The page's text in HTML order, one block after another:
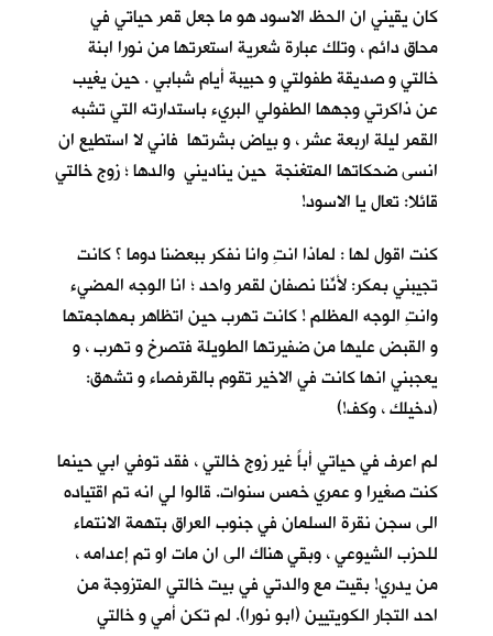
كان يقيني ان الحظ الاسود هو ما جعل قمر حياتي في
محاق دائم ، وتلك عبارة شعرية استعرتها من نورا ابنة
خالتي و صديقة طفولتي و حبيبة أيام شبابي . حين يغيب
عن ذاكرتي وجهها الطفولي البريء باستدارته التي تشبه
القمر ليلة اربعة عشر ، و بياض بشرتها فاني لا استطيع ان
انسى ضحكاتها المتغنجة حين يناديني والدها ؛ زوج خالتي
قائلا: تعال يا الاسود!
كنت اقول لها : لماذا انتِ وانا نفكر ببعضنا دوما ؟ كانت
تجيبني بمكر: لأنّنا نصفانِ لقمر واحد ؛ انا الوجه المضيء
وانتِ الوجه المظلم ! كانت تهرب حين اتظاهر بمهاجمتها
و القبض عليها من ضفيرتها الطويلة فتصرخ و تهرب ، و
يعجبني انها كانت في الاخير تقوم بالقرفصاء و تشهق:
(دخيلك ، وكف!)
لم اعرف في حياتي أباً غير زوج خالتي ، فقد توفي ابي حينما
كنت صغيرا و عمري خمس سنوات. قالوا لي انه تم اقتياده
الى سجن نقرة السلمان في جنوب العراق بتهمة الانتماء
للحزب الشيوعي ، وبقي هناك الى ان مات او تم إعدامه ،
من يدري! بقيت مع والدتي في بيت خالتي المتزوجة من
احد التجار الكويتيين (ابو نورا). لم تكن أمي و خالتي